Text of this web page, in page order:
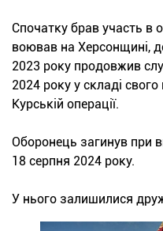
Спочатку брав участь в
воював на Херсонщині,
2023 року продовжив
2024 року у складі
Курській операції.
Оборонець загинув при
18 серпня 2024 року.
У нього залишилися